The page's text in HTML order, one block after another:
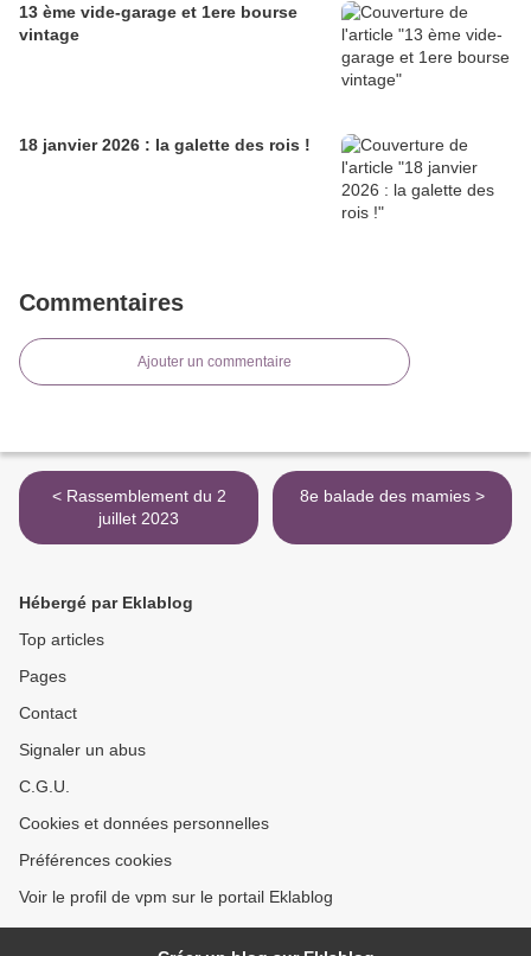
13 ème vide-garage et 1ere bourse
vintage
18 janvier 2026 : la galette des rois !
Commentaires
Ajouter un commentaire
< Rassemblement du 2
juillet 2023
8e balade des mamies >
Hébergé par Eklablog
Top articles
Pages
Contact
Signaler un abus
C.G.U.
Cookies et données personnelles
Préférences cookies
Voir le profil de vpm sur le portail Eklablog